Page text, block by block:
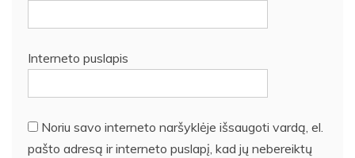
Interneto puslapis
Noriu savo interneto naršyklėje išsaugoti vardą, el.
pašto adresą ir interneto puslapį, kad jų nebereiktų